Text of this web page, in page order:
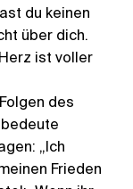
du keinen
über dich.
ist voller
des
„Ich
Frieden